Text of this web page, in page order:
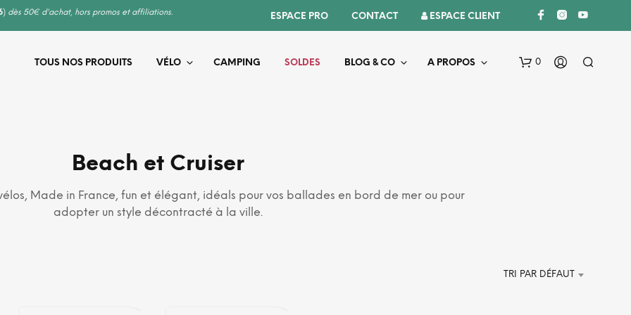
) dès 50€ d'achat, hors promos et affiliations. ESPACE PRO CONTACT ESPACE CLIENT
TOUS NOS PRODUITS VÉLO CAMPING SOLDES BLOG & CO A PROPOS 0
R
Beach et Cruiser
Made in France, fun et élégant, idéals pour vos ballades en bord de mer ou pour
adopter un style décontracté à la ville.
TRI PAR DÉFAUT